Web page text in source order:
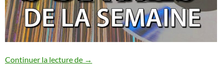
Continuer la lecture de Les sorties de la semaine [20/02-26/02/
→